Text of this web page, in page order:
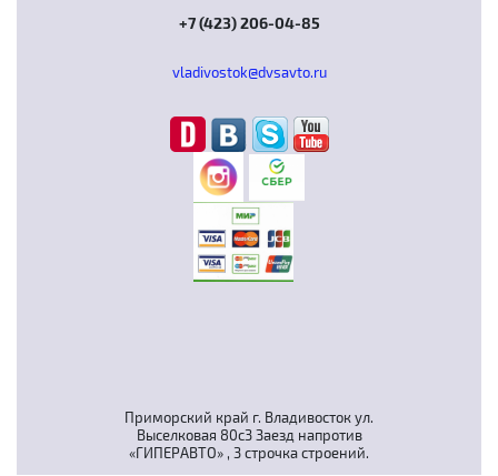
Приморский край г. Владивосток ул.
Выселковая 80с3 Заезд напротив
«ГИПЕРАВТО» , 3 строчка строений.
+7 (423) 206-04-85
vladivostok@dvsavto.ru